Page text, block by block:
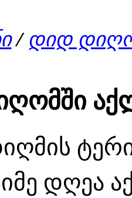
/დიდ
დღეა